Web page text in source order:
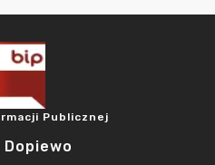
Publicznej
Dopiewo